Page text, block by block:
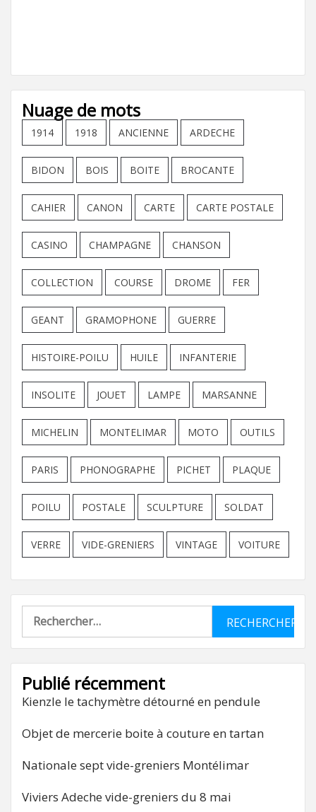
Nuage de mots
1914 1918 ANCIENNE ARDECHE
BIDON BOIS BOITE BROCANTE
CAHIER CANON CARTE CARTE POSTALE
CASINO CHAMPAGNE CHANSON
COLLECTION COURSE DROME FER
GEANT GRAMOPHONE GUERRE
HISTOIRE-POILU HUILE INFANTERIE
INSOLITE JOUET LAMPE MARSANNE
MICHELIN MONTELIMAR MOTO OUTILS
PARIS PHONOGRAPHE PICHET PLAQUE
POILU POSTALE SCULPTURE SOLDAT
VERRE VIDE-GRENIERS VINTAGE VOITURE
Rechercher :
Publié récemment
Kienzle le tachymètre détourné en pendule
Objet de mercerie boite à couture en tartan
Nationale sept vide-greniers Montélimar
Viviers Adeche vide-greniers du 8 mai